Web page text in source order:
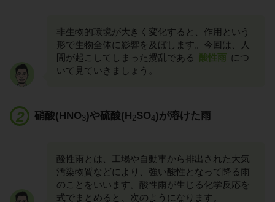
非生物的環境が大きく変化すると、作用という
形で生物全体に影響を及ぼします。今回は、人
間が起こしてしまった攪乱である 酸性雨 につ
いて見ていきましょう。
硝酸(HNO3)や硫酸(H2SO4)が溶けた雨
酸性雨とは、工場や自動車から排出された大気
汚染物質などにより、強い酸性となって降る雨
のことをいいます。酸性雨が生じる化学反応を
式でまとめると、次のようになります。